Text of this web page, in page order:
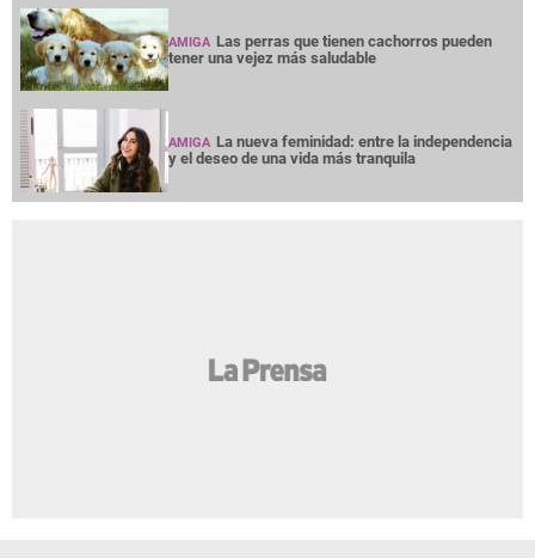
AMIGA Las perras que tienen cachorros pueden
tener una vejez más saludable
AMIGA La nueva feminidad: entre la independencia
y el deseo de una vida más tranquila